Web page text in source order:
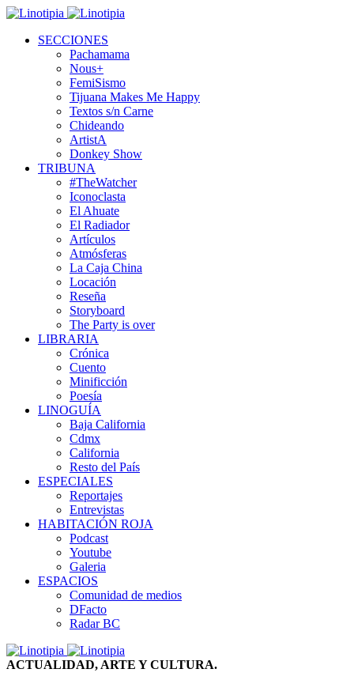
SECCIONES
Pachamama
Nous+
FemiSismo
Tijuana Makes Me Happy
Textos s/n Carne
Chideando
ArtistA
Donkey Show
TRIBUNA
#TheWatcher
Iconoclasta
El Ahuate
El Radiador
Artículos
Atmósferas
La Caja China
Locación
Reseña
Storyboard
The Party is over
LIBRARIA
Crónica
Cuento
Minificción
Poesía
LINOGUÍA
Baja California
Cdmx
California
Resto del País
ESPECIALES
Reportajes
Entrevistas
HABITACIÓN ROJA
Podcast
Youtube
Galeria
ESPACIOS
Comunidad de medios
DFacto
Radar BC
ACTUALIDAD, ARTE Y CULTURA.